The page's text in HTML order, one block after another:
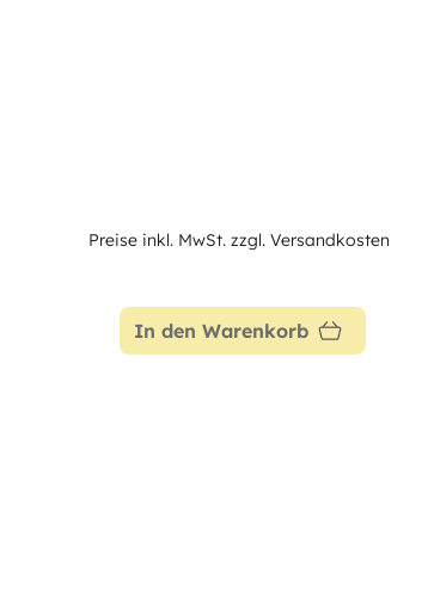
Preise inkl. MwSt. zzgl. Versandkosten
In den Warenkorb